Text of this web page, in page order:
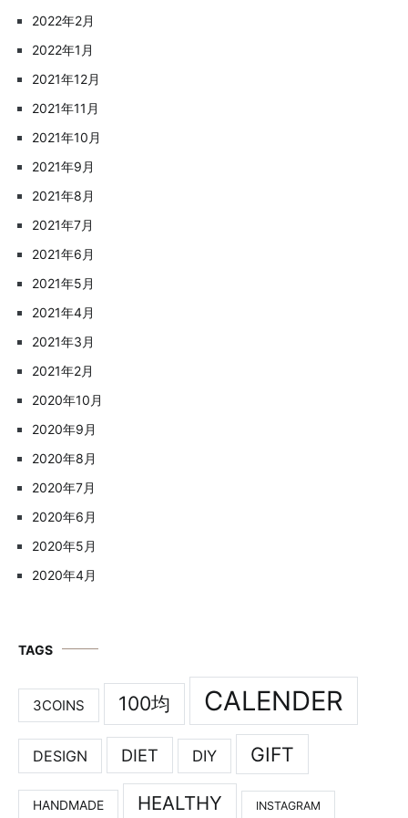
2022年2月
2022年1月
2021年12月
2021年11月
2021年10月
2021年9月
2021年8月
2021年7月
2021年6月
2021年5月
2021年4月
2021年3月
2021年2月
2020年10月
2020年9月
2020年8月
2020年7月
2020年6月
2020年5月
2020年4月
TAGS
3COINS 100均 CALENDER
DESIGN DIET DIY GIFT
HANDMADE HEALTHY INSTAGRAM